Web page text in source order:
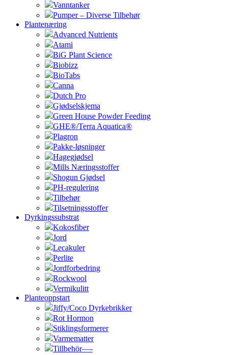
Vanntanker
Pumper – Diverse Tilbehør
Plantenæring
Advanced Nutrients
Atami
BiG Plant Science
Biobizz
BioTabs
Canna
Dutch Pro
Gjødselskjema
Green House Powder Feeding
GHE®/Terra Aquatica®
Plagron
Pakke-løsninger
Hagegjødsel
Mills Næringsstoffer
Shogun Gjødsel
PH-regulering
Tilbehør
Tilsetningsstoffer
Dyrkingssubstrat
Kokosfiber
Jord
Lecakuler
Perlite
Jordforbedring
Rockwool
Vermikulitt
Planteoppstart
Jiffy/Coco Dyrkebrikker
Rot Hormon
Stiklingsformerer
Varmematter
Tillbehör—-